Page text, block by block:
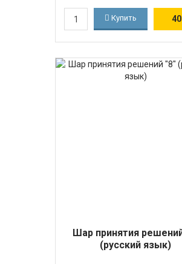
Купить 40
Шар принятия
(русский язык)